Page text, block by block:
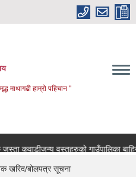
माथागढी हाम्रो पहिचान "
वस्तुहरुको गाउँपालिका बाहिर
खरिद/बोलपत्र सूचना